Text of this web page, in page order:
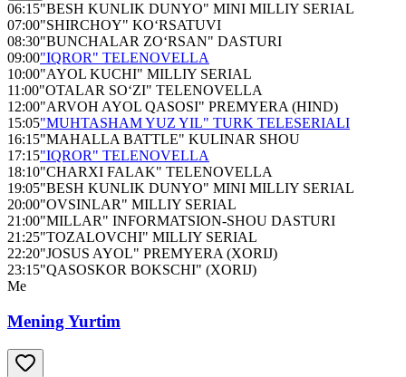
06:15"BESH KUNLIK DUNYO" MINI MILLIY SERIAL
07:00"SHIRCHOY" KO‘RSATUVI
08:30"BUNCHALAR ZO‘RSAN" DASTURI
09:00"IQROR" TELENOVELLA
10:00"AYOL KUCHI" MILLIY SERIAL
11:00"OTALAR SO‘ZI" TELENOVELLA
12:00"ARVOH AYOL QASOSI" PREMYERA (HIND)
15:05"MUHTASHAM YUZ YIL" TURK TELESERIALI
16:15"MAHALLA BATTLE" KULINAR SHOU
17:15"IQROR" TELENOVELLA
18:10"CHARXI FALAK" TELENOVELLA
19:05"BESH KUNLIK DUNYO" MINI MILLIY SERIAL
20:00"OVSINLAR" MILLIY SERIAL
21:00"MILLAR" INFORMATSION-SHOU DASTURI
21:25"TOZALOVCHI" MILLIY SERIAL
22:20"JOSUS AYOL" PREMYERA (XORIJ)
23:15"QASOSKOR BOKSCHI" (XORIJ)
Me
Mening Yurtim